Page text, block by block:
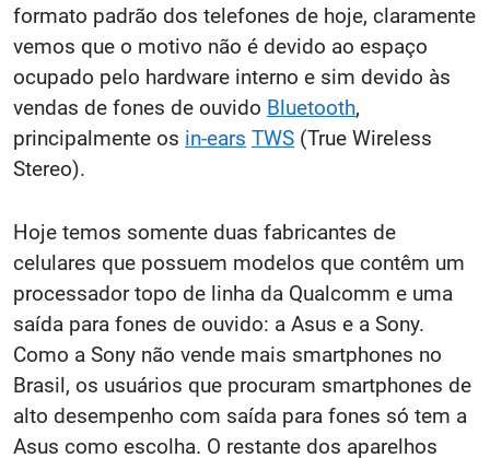
formato padrão dos telefones de hoje, claramente
vemos que o motivo não é devido ao espaço
ocupado pelo hardware interno e sim devido às
vendas de fones de ouvido Bluetooth,
principalmente os in-ears TWS (True Wireless
Stereo).
Hoje temos somente duas fabricantes de
celulares que possuem modelos que contêm um
processador topo de linha da Qualcomm e uma
saída para fones de ouvido: a Asus e a Sony.
Como a Sony não vende mais smartphones no
Brasil, os usuários que procuram smartphones de
alto desempenho com saída para fones só tem a
Asus como escolha. O restante dos aparelhos